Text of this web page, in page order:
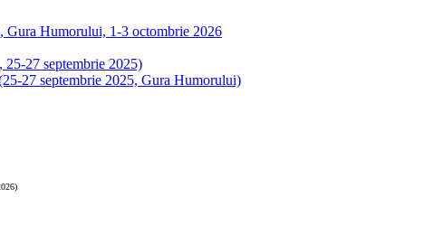
Gura Humorului, 1-3 octombrie 2026
27 septembrie 2025)
27 septembrie 2025, Gura Humorului)